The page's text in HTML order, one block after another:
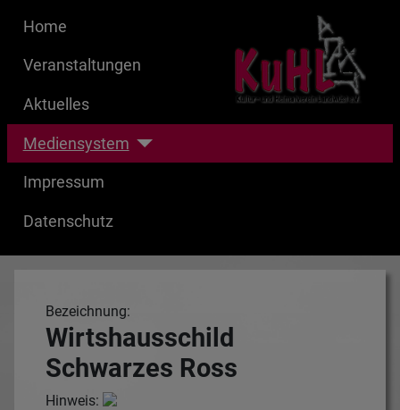
Home
Veranstaltungen
Aktuelles
Mediensystem
Impressum
Datenschutz
Bezeichnung:
Wirtshausschild
Schwarzes Ross
Hinweis: